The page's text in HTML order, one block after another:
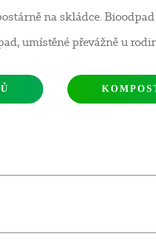
na skládce.
umístěné převážně u